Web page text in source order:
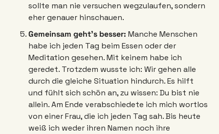
sollte man nie versuchen wegzulaufen, sondern
eher genauer hinschauen.
Gemeinsam geht’s besser: Manche Menschen
habe ich jeden Tag beim Essen oder der
Meditation gesehen. Mit keinem habe ich
geredet. Trotzdem wusste ich: Wir gehen alle
durch die gleiche Situation hindurch. Es hilft
und fühlt sich schön an, zu wissen: Du bist nie
allein. Am Ende verabschiedete ich mich wortlos
von einer Frau, die ich jeden Tag sah. Bis heute
weiß ich weder ihren Namen noch ihre